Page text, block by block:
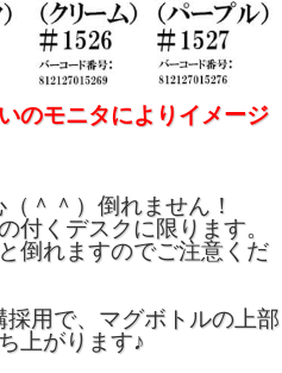
タによりイメージ
＾＾）倒れません！
付くデスクに限ります。
倒れますのでご注意くだ
用で、マグボトルの上部
上がります♪